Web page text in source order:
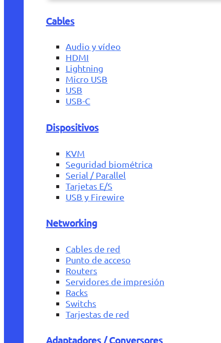
Cables
Audio y vídeo
HDMI
Lightning
Micro USB
USB
USB-C
Dispositivos
KVM
Seguridad biométrica
Serial / Parallel
Tarjetas E/S
USB y Firewire
Networking
Cables de red
Punto de acceso
Routers
Servidores de impresión
Racks
Switchs
Tarjestas de red
Adaptadores / Conversores